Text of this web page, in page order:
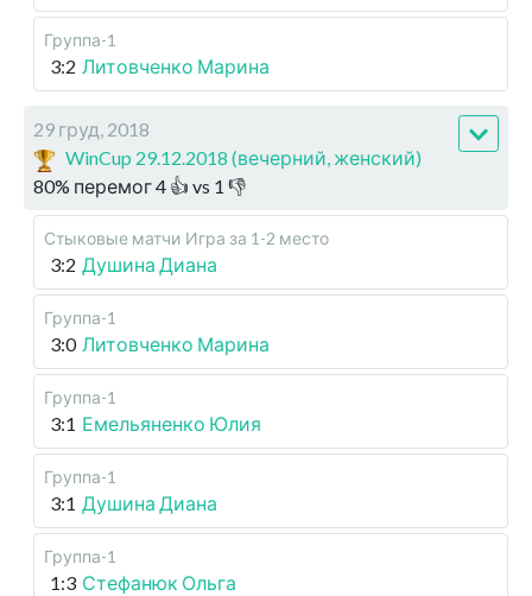
Группа-1
3:2 Литовченко Марина
29 груд, 2018
WinCup 29.12.2018 (вечерний, женский)
80% перемог4 👍 vs 1 👎
Стыковые матчи Игра за 1-2 место
3:2 Душина Диана
Группа-1
3:0 Литовченко Марина
Группа-1
3:1 Емельяненко Юлия
Группа-1
3:1 Душина Диана
Группа-1
1:3 Стефанюк Ольга